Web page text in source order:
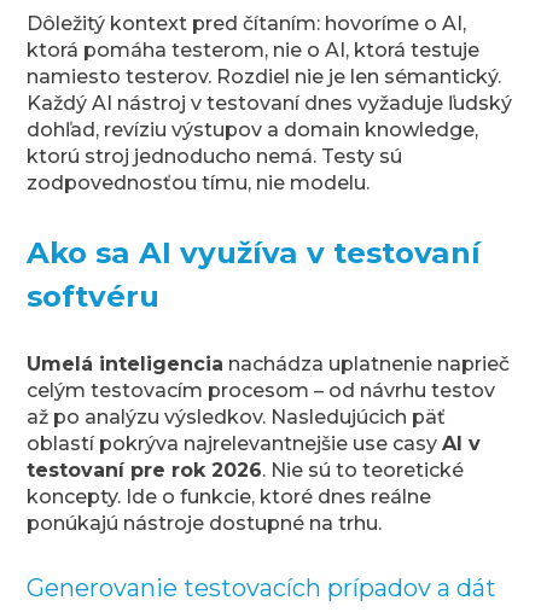
Dôležitý kontext pred čítaním: hovoríme o AI,
ktorá pomáha testerom, nie o AI, ktorá testuje
namiesto testerov. Rozdiel nie je len sémantický.
Každý AI nástroj v testovaní dnes vyžaduje ľudský
dohľad, revíziu výstupov a domain knowledge,
ktorú stroj jednoducho nemá. Testy sú
zodpovednosťou tímu, nie modelu.
Ako sa AI využíva v testovaní
softvéru
Umelá inteligencia nachádza uplatnenie naprieč
celým testovacím procesom – od návrhu testov
až po analýzu výsledkov. Nasledujúcich päť
oblastí pokrýva najrelevantnejšie use casyAI v
testovaní pre rok 2026. Nie sú to teoretické
koncepty. Ide o funkcie, ktoré dnes reálne
ponúkajú nástroje dostupné na trhu.
Generovanie testovacích prípadov a dát